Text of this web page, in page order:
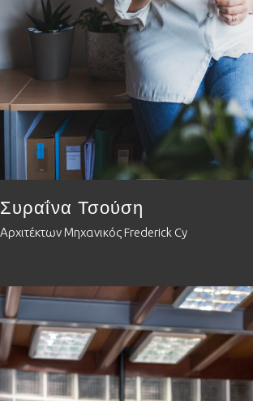
Συραΐνα Τσούση
Αρχιτέκτων Μηχανικός Frederick Cy